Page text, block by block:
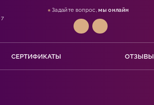
Задайте вопрос,мы онлайн
СЕРТИФИКАТЫ ОТЗЫВЫ